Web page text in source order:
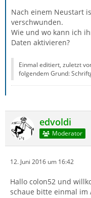
Nach einem Neustart
verschwunden.
Wie und wo kann ich
Daten aktivieren?
Einmal editiert, zuletzt
folgendem Grund:
edvoldi
Moderator
12. Juni 2016 um 16:42
Hallo colon52 und
schaue bitte einmal im